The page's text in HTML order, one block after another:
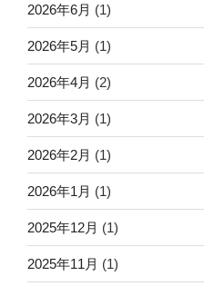
2026年6月 (1)
2026年5月 (1)
2026年4月 (2)
2026年3月 (1)
2026年2月 (1)
2026年1月 (1)
2025年12月 (1)
2025年11月 (1)